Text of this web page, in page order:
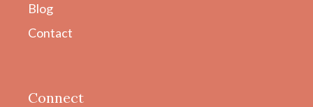
Blog
Contact
Connect